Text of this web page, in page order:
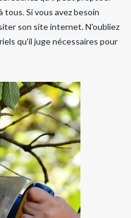
tous. Si vous avez besoin
son site internet. N'oubliez
qu'il juge nécessaires pour